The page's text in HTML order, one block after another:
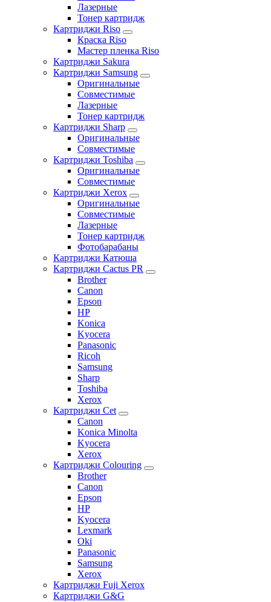
Лазерные
Тонер картридж
Картриджи Riso
Краска Riso
Мастер пленка Riso
Картриджи Sakura
Картриджи Samsung
Оригинальные
Совместимые
Лазерные
Тонер картридж
Картриджи Sharp
Оригинальные
Совместимые
Картриджи Toshiba
Оригинальные
Совместимые
Картриджи Xerox
Оригинальные
Совместимые
Лазерные
Тонер картридж
Фотобарабаны
Картриджи Катюша
Картриджи Cactus PR
Brother
Canon
Epson
HP
Konica
Kyocera
Panasonic
Ricoh
Samsung
Sharp
Toshiba
Xerox
Картриджи Cet
Canon
Konica Minolta
Kyocera
Xerox
Картриджи Colouring
Brother
Canon
Epson
HP
Kyocera
Lexmark
Oki
Panasonic
Samsung
Xerox
Картриджи Fuji Xerox
Картриджи G&G